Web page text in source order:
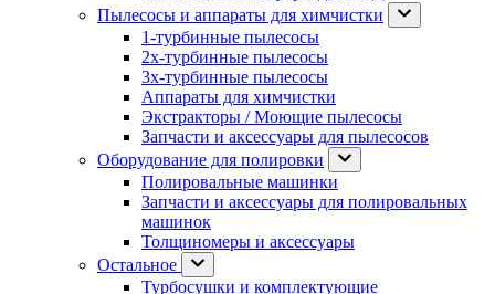
Пылесосы и аппараты для химчистки
1-турбинные пылесосы
2х-турбинные пылесосы
3х-турбинные пылесосы
Аппараты для химчистки
Экстракторы / Моющие пылесосы
Запчасти и аксессуары для пылесосов
Оборудование для полировки
Полировальные машинки
Запчасти и аксессуары для полировальных
машинок
Толщиномеры и аксессуары
Остальное
Турбосушки и комплектующие